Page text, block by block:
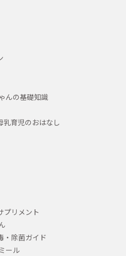
んの基礎知識
乳育児のおはなし
プリメント
・除菌ガイド
ール